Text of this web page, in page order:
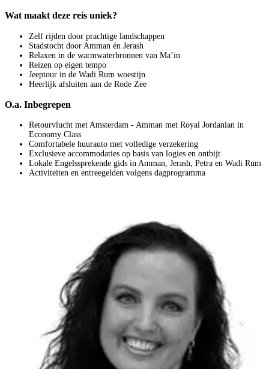
Wat maakt deze reis uniek?
Zelf rijden door prachtige landschappen
Stadstocht door Amman én Jerash
Relaxen in de warmwaterbronnen van Ma’in
Reizen op eigen tempo
Jeeptour in de Wadi Rum woestijn
Heerlijk afsluiten aan de Rode Zee
O.a. Inbegrepen
Retourvlucht met Amsterdam - Amman met Royal Jordanian in
Economy Class
Comfortabele huurauto met volledige verzekering
Exclusieve accommodaties op basis van logies en ontbijt
Lokale Engelssprekende gids in Amman, Jerash, Petra en Wadi Rum
Activiteiten en entreegelden volgens dagprogramma